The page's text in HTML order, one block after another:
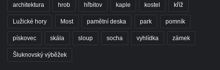
architektura hrob hřbitov kaple kostel kříž
Lužické hory Most pamětní deska park pomník
pískovec skála sloup socha vyhlídka zámek
Šluknovský výběžek